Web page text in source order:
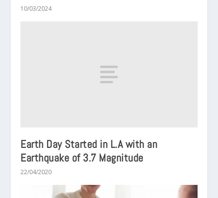
10/03/2024
Earth Day Started in L.A with an
Earthquake of 3.7 Magnitude
22/04/2020